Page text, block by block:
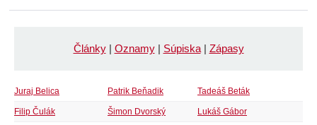
Články| Oznamy| Súpiska| Zápasy
Juraj Belica Patrik Beňadik Tadeáš Beták
Filip Čulák Šimon Dvorský Lukáš Gábor